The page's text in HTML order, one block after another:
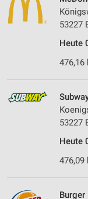
53227
Heute
476,16
53227
Heute
476,09
Burger